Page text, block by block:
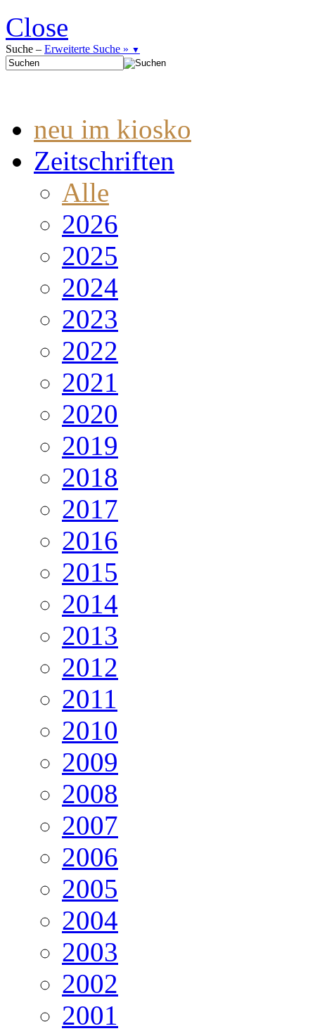
Close
Suche – Erweiterte Suche » ▼
neu im kiosko
Zeitschriften
Alle
2026
2025
2024
2023
2022
2021
2020
2019
2018
2017
2016
2015
2014
2013
2012
2011
2010
2009
2008
2007
2006
2005
2004
2003
2002
2001